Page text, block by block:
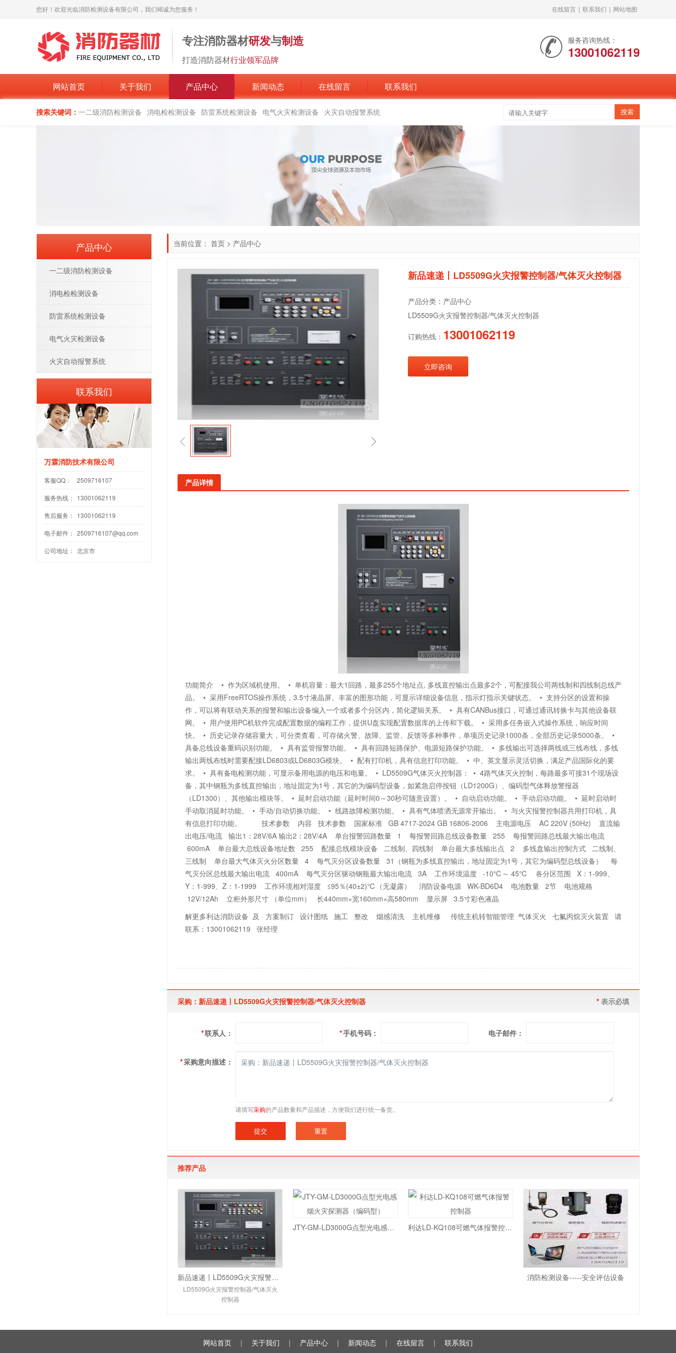
您好！欢迎光临消防检测设备有限公司，我们竭诚为您服务！ 在线留言 | 联系我们 | 网站地图
专注消防器材研发与制造
打造消防器材行业领军品牌
服务咨询热线：
13001062119
网站首页 关于我们 产品中心 新闻动态 在线留言 联系我们
搜索关键词： 一二级消防检测设备 消电检检测设备 防雷系统检测设备 电气火灾检测设备 火灾自动报警系统
当前位置： 首页 > 产品中心
新品速递丨LD5509G火灾报警控制器/气体灭火控制器
产品分类：产品中心
LD5509G火灾报警控制器/气体灭火控制器
订购热线： 13001062119
立即咨询
产品详情
功能简介 • 作为区域机使用。 • 单机容量：最大1回路，最多255个地址点, 多线直控输出点最多2个，可配接我公司两线制和四线制总线产
品。 • 采用FreeRTOS操作系统，3.5寸液晶屏。丰富的图形功能，可显示详细设备信息，指示灯指示关键状态。 • 支持分区的设置和操
作，可以将有联动关系的报警和输出设备编入一个或者多个分区内，简化逻辑关系。 • 具有CANBus接口，可通过通讯转换卡与其他设备联
网。 • 用户使用PC机软件完成配置数据的编程工作，提供U盘实现配置数据库的上传和下载。 • 采用多任务嵌入式操作系统，响应时间
快。 • 历史记录存储容量大，可分类查看，可存储火警、故障、监管、反馈等多种事件，单项历史记录1000条，全部历史记录5000条。 •
具备总线设备重码识别功能。 • 具有监管报警功能。 • 具有回路短路保护、电源短路保护功能。 • 多线输出可选择两线或三线布线，多线
输出两线布线时需要配接LD6803或LD6803G模块。 • 配有打印机，具有信息打印功能。 • 中、英文显示灵活切换，满足产品国际化的要
求。 • 具有备电检测功能，可显示备用电源的电压和电量。 • LD5509G气体灭火控制器： • 4路气体灭火控制，每路最多可接31个现场设
备，其中钢瓶为多线直控输出，地址固定为1号，其它的为编码型设备，如紧急启停按钮（LD1200G）、编码型气体释放警报器
（LD1300）、其他输出模块等。 • 延时启动功能（延时时间0～30秒可随意设置）。 • 自动启动功能。 • 手动启动功能。 • 延时启动时
手动取消延时功能。 • 手动/自动切换功能。 • 线路故障检测功能。 • 具有气体喷洒无源常开输出。 • 与火灾报警控制器共用打印机，具
有信息打印功能。 技术参数 内容 技术参数 国家标准 GB 4717-2024 GB 16806-2006 主电源电压 AC 220V (50Hz) 直流输
出电压/电流 输出1：28V/6A 输出2：28V/4A 单台报警回路数量 1 每报警回路总线设备数量 255 每报警回路总线最大输出电流
600mA 单台最大总线设备地址数 255 配接总线模块设备 二线制、四线制 单台最大多线输出点 2 多线盘输出控制方式 二线制、
三线制 单台最大气体灭火分区数量 4 每气灭分区设备数量 31（钢瓶为多线直控输出，地址固定为1号，其它为编码型总线设备） 每
气灭分区总线最大输出电流 400mA 每气灭分区驱动钢瓶最大输出电流 3A 工作环境温度 -10℃～ 45℃ 各分区范围 X：1-999、
Y：1-999、Z：1-1999 工作环境相对湿度 ≤95％(40±2)℃（无凝露） 消防设备电源 WK-BD6D4 电池数量 2节 电池规格
12V/12Ah 立柜外形尺寸 （单位mm） 长440mm×宽160mm×高580mm 显示屏 3.5寸彩色液晶
解更多利达消防设备 及 方案制订 设计图纸 施工 整改 烟感清洗 主机维修 传统主机转智能管理 气体灭火 七氟丙烷灭火装置 请
联系：13001062119 张经理
采购：新品速递丨LD5509G火灾报警控制器/气体灭火控制器 * 表示必填
*联系人： *手机号码： 电子邮件：
*采购意向描述：
请填写采购的产品数量和产品描述，方便我们进行统一备货。
推荐产品
新品速递丨LD5509G火灾报警控制器/气体灭火控制器
LD5509G火灾报警控制器/气体灭火
控制器
JTY-GM-LD3000G点型光电感烟火灾探测器（编码型） 利达LD-KQ108可燃气体报警控制器
消防检测设备-----安全评估设备
产品中心
一二级消防检测设备
消电检检测设备
防雷系统检测设备
电气火灾检测设备
火灾自动报警系统
联系我们
万霖消防技术有限公司
客服QQ： 2509716107
服务热线： 13001062119
售后服务： 13001062119
电子邮件： 2509716107@qq.com
公司地址： 北京市
网站首页 | 关于我们 | 产品中心 | 新闻动态 | 在线留言 | 联系我们